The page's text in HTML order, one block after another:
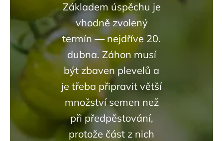
Základem úspěchu je
vhodně zvolený
termín — nejdříve 20.
dubna. Záhon musí
být zbaven plevelů a
je třeba připravit větší
množství semen než
při předpěstování,
protože část z nich